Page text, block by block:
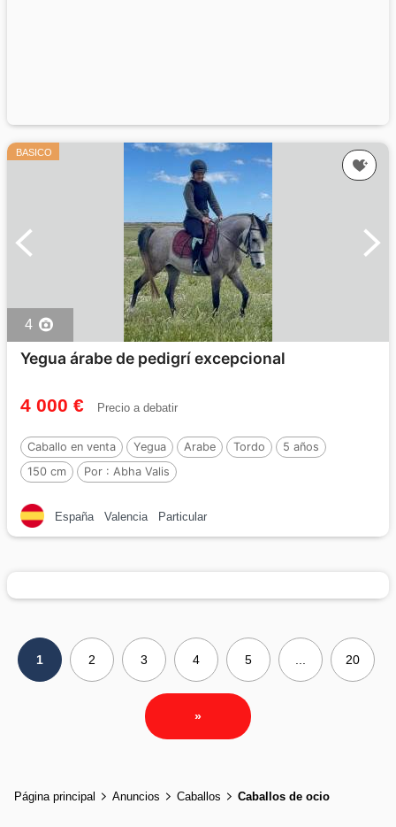
BASICO
4
Yegua árabe de pedigrí excepcional
4 000 € Precio a debatir
Caballo en venta Yegua Arabe Tordo
5 años
150 cm
Por : Abha Valis
España Valencia Particular
1 2 3 4 5 20
»
Página principal Anuncios Caballos Caballos de ocio